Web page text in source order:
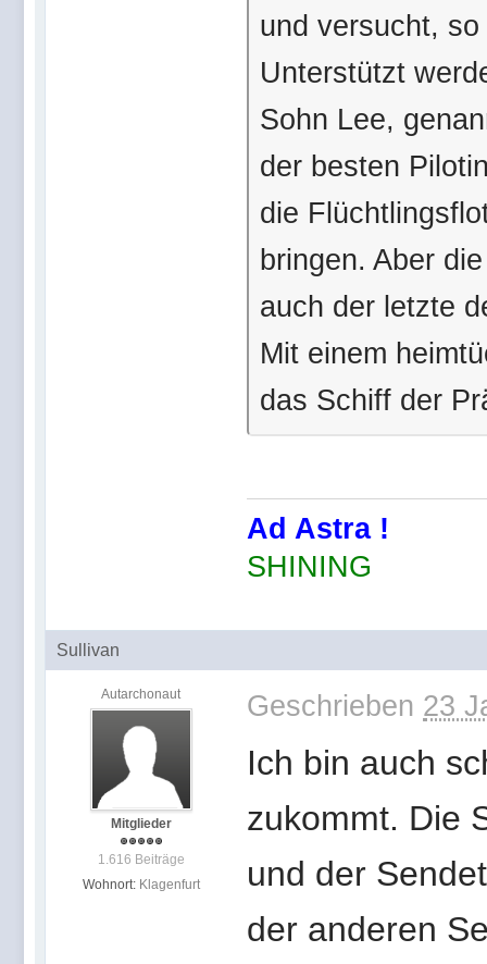
und versucht,
Unterstützt
Sohn Lee,
der besten
die
bringen. Aber
auch der letzte
Mit einem
das Schiff der
Ad Astra !
SHINING
Sullivan
Autarchonaut
Mitglieder
1.616 Beiträge
Wohnort: Klagenfurt
Geschrieben 23
Ich bin auch
zukommt. Die
und der
der anderen